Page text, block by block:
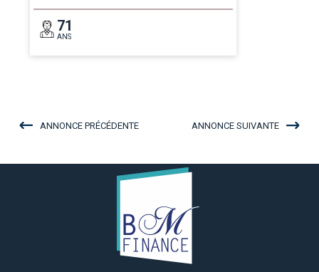
71
ANS
ANNONCE PRÉCÉDENTE ANNONCE SUIVANTE